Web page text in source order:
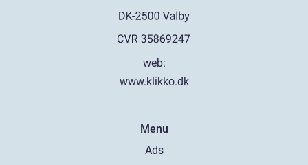
web:
www.klikko.dk
Menu
Ads